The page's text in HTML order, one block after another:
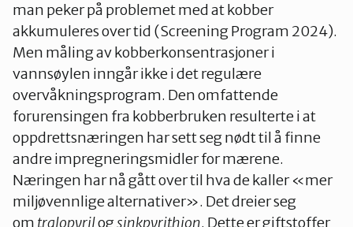
man peker på problemet med at kobber
akkumuleres over tid (Screening Program 2024).
Men måling av kobberkonsentrasjoner i
vannsøylen inngår ikke i det regulære
overvåkningsprogram. Den omfattende
forurensingen fra kobberbruken resulterte i at
oppdrettsnæringen har sett seg nødt til å finne
andre impregneringsmidler for mærene.
Næringen har nå gått over til hva de kaller «mer
miljøvennlige alternativer». Det dreier seg
om tralopyrilogsinkpyrithion. Dette er giftstoffer